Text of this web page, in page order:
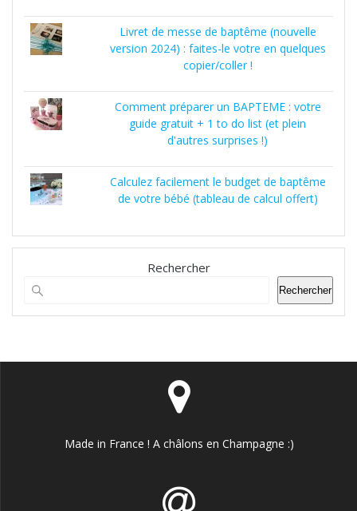
Livret de messe de baptême (nouvelle
version 2024) : faites-le votre en quelques
copier/coller !
Comment préparer un BAPTEME : votre
guide gratuit + 1 to do list (et plein
d'autres surprises !)
Calculez facilement le budget de baptême
de votre bébé (tableau de calcul offert)
Rechercher
Rechercher
Made in France ! A châlons en Champagne :)